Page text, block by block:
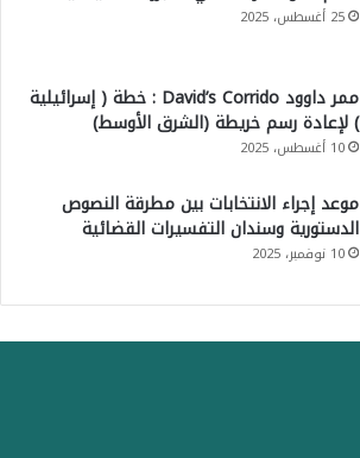
25 أغسطس، 2025
ممر داوود David’s Corrido : خطة ( إسرائيلية
) لإعادة رسم خريطة (الشرق الأوسط)
10 أغسطس، 2025
موعد إجراء الانتخابات بين مطرقة النصوص
الدستورية وسندان التفسيرات القضائية
10 نوفمبر، 2025